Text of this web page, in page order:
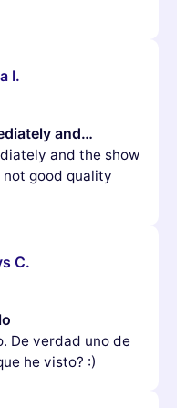
I.
and…
and the show
good quality
C.
De verdad uno de
he visto? :)